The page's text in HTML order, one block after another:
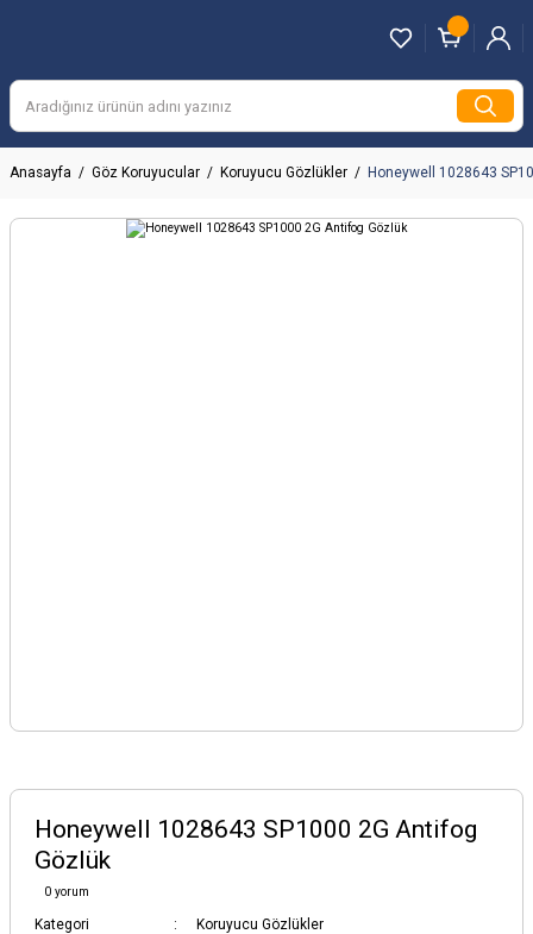
Anasayfa Göz Koruyucular Koruyucu Gözlükler Honeywell 1028643
Honeywell 1028643 SP1000 2G Antifog
Gözlük
0 yorum
Kategori
Koruyucu Gözlükler